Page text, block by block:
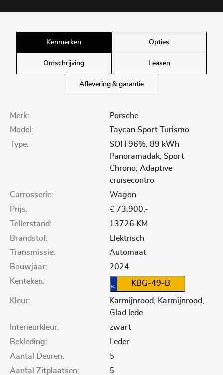
Kenmerken Opties
Omschrijving Leasen
Aflevering & garantie
Merk:
Porsche
Model:
Taycan Sport Turismo
Type:
SOH 96%, 89 kWh
Panoramadak, Sport
Chrono, Adaptive
cruisecontro
Carrosserie:
Wagon
Prijs:
€ 73.900,-
Tellerstand:
13726 KM
Brandstof:
Elektrisch
Transmissie:
Automaat
Bouwjaar:
2024
Kenteken:
KBG-49-B
Kleur:
Karmijnrood, Karmijnrood,
Glad lede
Interieurkleur:
zwart
Bekleding:
Leder
Aantal Deuren:
5
Aantal Zitplaatsen:
5